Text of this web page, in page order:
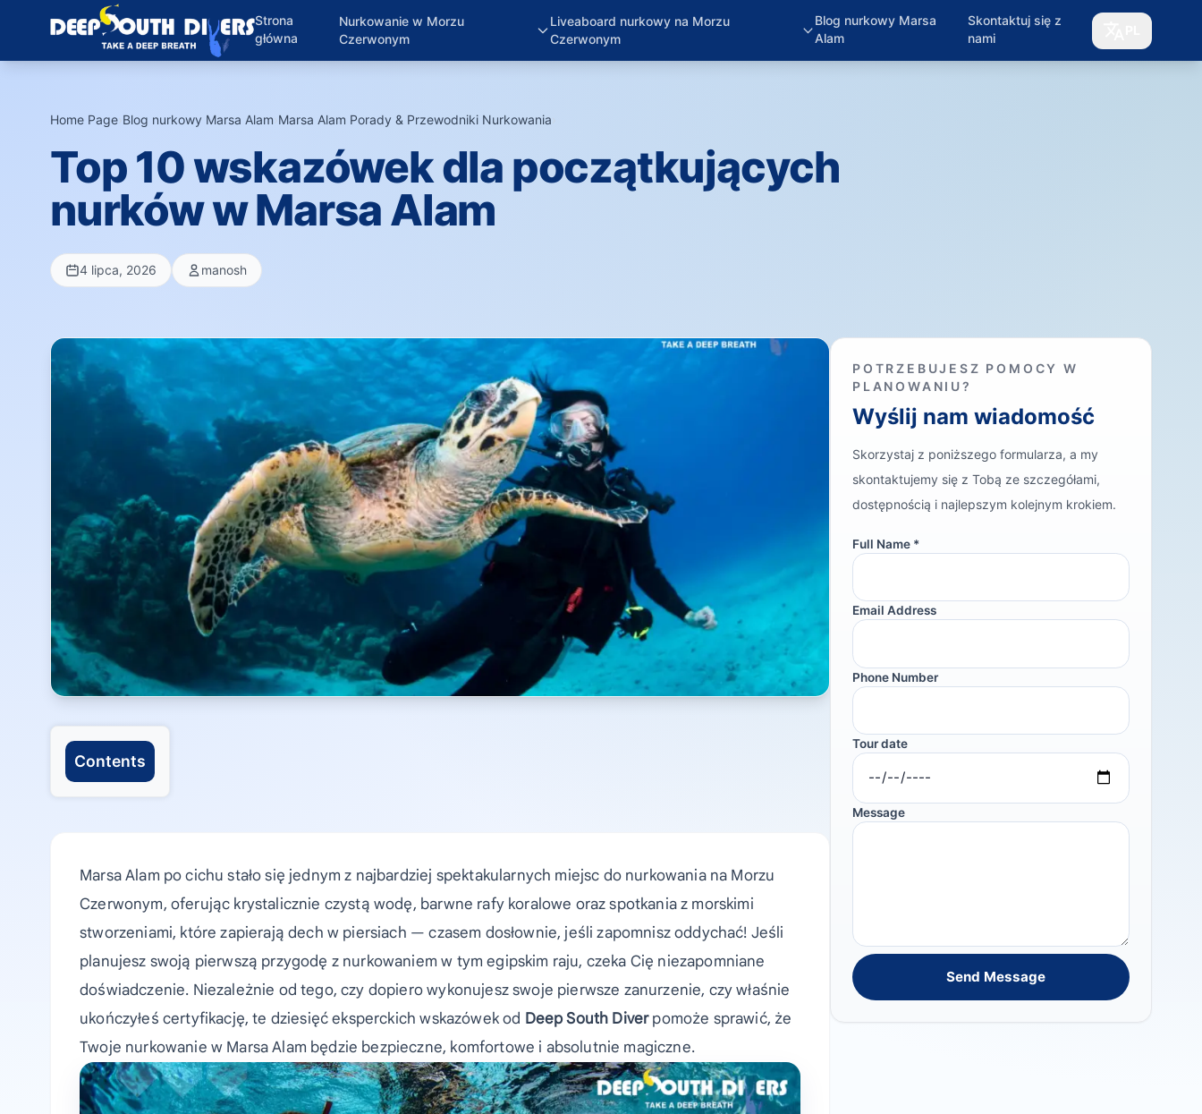
Strona
główna
Nurkowanie w Morzu
Czerwonym
Liveaboard nurkowy na Morzu
Czerwonym
Blog nurkowy Marsa
Alam
Skontaktuj się z
nami
Home Page›Blog nurkowy Marsa Alam Marsa Alam Porady & Przewodniki Nurkowania
Top 10 wskazówek dla początkujących
nurków w Marsa Alam
4 lipca, 2026 manosh
Contents
Marsa Alam po cichu stało się jednym z najbardziej spektakularnych miejsc do nurkowania na Morzu
Czerwonym, oferując krystalicznie czystą wodę, barwne rafy koralowe oraz spotkania z morskimi
stworzeniami, które zapierają dech w piersiach — czasem dosłownie, jeśli zapomnisz oddychać! Jeśli
planujesz swoją pierwszą przygodę z nurkowaniem w tym egipskim raju, czeka Cię niezapomniane
doświadczenie. Niezależnie od tego, czy dopiero wykonujesz swoje pierwsze zanurzenie, czy właśnie
ukończyłeś certyfikację, te dziesięć eksperckich wskazówek od Deep South Diverpomoże sprawić, że
Twoje nurkowanie w Marsa Alam będzie bezpieczne, komfortowe i absolutnie magiczne.
POTRZEBUJESZ POMOCY W
PLANOWANIU?
Wyślij nam wiadomość
Skorzystaj z poniższego formularza, a my
skontaktujemy się z Tobą ze szczegółami,
dostępnością i najlepszym kolejnym krokiem.
Full Name *
Email Address
Phone Number
Tour date
Message
Send Message